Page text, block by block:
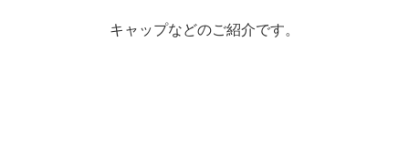
キャップなどのご紹介です。